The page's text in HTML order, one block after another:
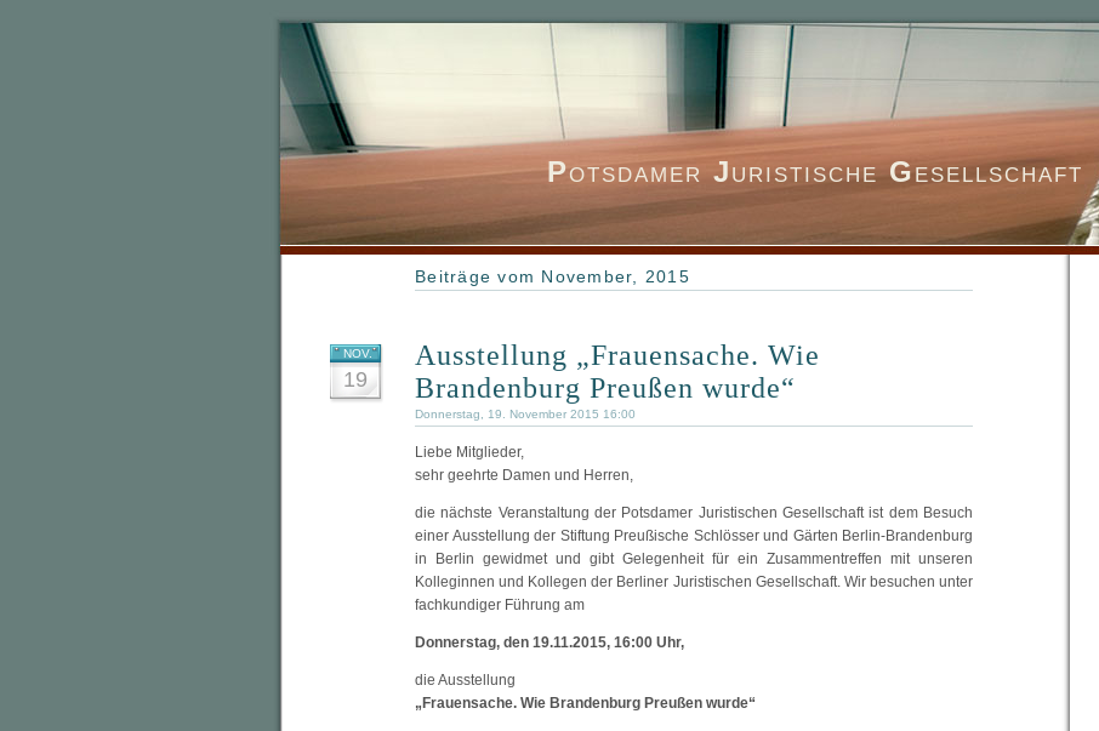
Potsdamer JuristischeGesellschaft
Beiträge vom November, 2015
NOV.
19
Ausstellung „Frauensache. Wie
Brandenburg Preußen wurde“
Donnerstag, 19. November 2015 16:00
Liebe Mitglieder,
sehr geehrte Damen und Herren,
die nächste Veranstaltung der Potsdamer Juristischen Gesellschaft ist dem Besuch
einer Ausstellung der Stiftung Preußische Schlösser und Gärten Berlin-Brandenburg
in Berlin gewidmet und gibt Gelegenheit für ein Zusammentreffen mit unseren
Kolleginnen und Kollegen der Berliner Juristischen Gesellschaft. Wir besuchen unter
fachkundiger Führung am
Donnerstag, den 19.11.2015, 16:00 Uhr,
die Ausstellung
„Frauensache. Wie Brandenburg Preußen wurde“